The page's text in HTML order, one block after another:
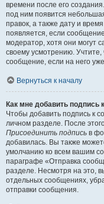
времени после его
под ним появится
правок, а также дату и
появляется, если
модератор, хотя они могут
своему усмотрению.
сообщение, если на него
Вернуться к началу
Как мне добавить
Чтобы добавить подпись к
личном разделе. После
Присоединить подпись в
добавилась. Вы также
умолчанию ко всем вашим
параграфе «Отправка
разделе. Несмотря на это,
отдельных сообщениях,
отправки сообщения.